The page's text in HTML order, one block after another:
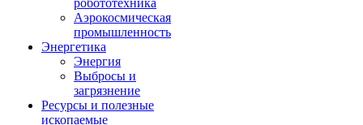
робототехника
Аэрокосмическая
промышленность
Энергетика
Энергия
Выбросы и
загрязнение
Ресурсы и полезные
ископаемые